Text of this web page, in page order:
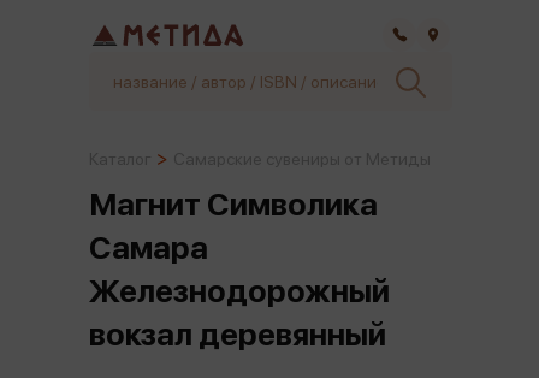
Магнит Символика
Самара
Железнодорожный
вокзал деревянный